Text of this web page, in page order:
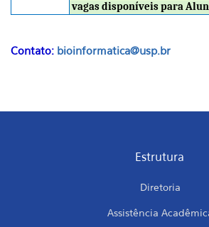
vagas disponíveis para
Contato: bioinformatica@usp.br
Estrutura
Diretoria
Assistência